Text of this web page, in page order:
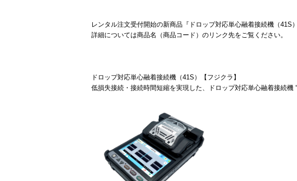
レンタル注文受付開始の新商品『ドロップ対応単心融着接続機（41S
詳細については商品名（商品コード）のリンク先をご覧ください。
ドロップ対応単心融着接続機（41S）【フジクラ】
低損失接続・接続時間短縮を実現した、ドロップ対応単心融着接続機